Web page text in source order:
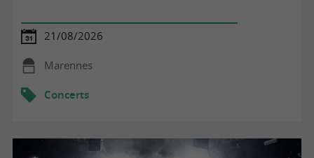
21/08/2026
Marennes
Concerts